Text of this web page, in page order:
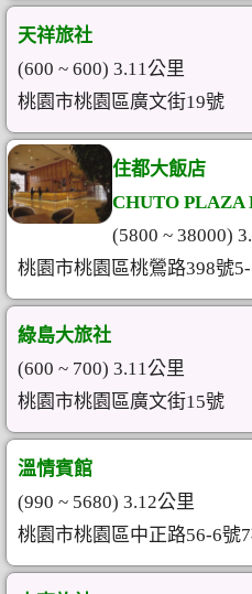
天祥旅社
(600 ~ 600) 3.11公里
桃園市桃園區廣文街19號
住都大飯店
CHUTO PLAZA
(5800 ~ 38000)
桃園市桃園區桃鶯路398號
綠島大旅社
(600 ~ 700) 3.11公里
桃園市桃園區廣文街15號
溫情賓館
(990 ~ 5680) 3.12公里
桃園市桃園區中正路56-6號